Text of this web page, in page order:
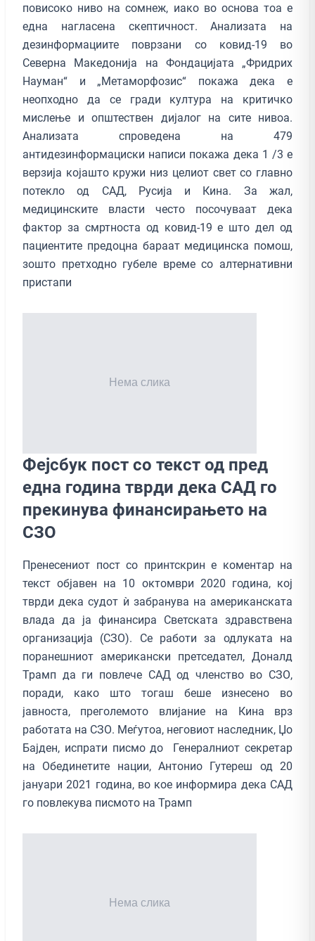
повисоко ниво на сомнеж, иако во основа тоа е
една нагласена скептичност. Анализата на
дезинформациите поврзани со ковид-19 во
Северна Македонија на Фондацијата „Фридрих
Науман“ и „Метаморфозис“ покажа дека е
неопходно да се гради култура на критичко
мислење и општествен дијалог на сите нивоа.
Анализата спроведена на 479
антидезинформациски написи покажа дека 1 /3 е
верзија којашто кружи низ целиот свет со главно
потекло од САД, Русија и Кина. За жал,
медицинските власти често посочуваат дека
фактор за смртноста од ковид-19 е што дел од
пациентите предоцна бараат медицинска помош,
зошто претходно губеле време со алтернативни
пристапи
Фејсбук пост со текст од пред
една година тврди дека САД го
прекинува финансирањето на
СЗО
Пренесениот пост со принтскрин е коментар на
текст објавен на 10 октомври 2020 година, кој
тврди дека судот ѝ забранува на американската
влада да ја финансира Светската здравствена
организација (СЗО). Се работи за одлуката на
поранешниот американски претседател, Доналд
Трамп да ги повлече САД од членство во СЗО,
поради, како што тогаш беше изнесено во
јавноста, преголемото влијание на Кина врз
работата на СЗО. Меѓутоа, неговиот наследник, Џо
Бајден, испрати писмо до Генералниот секретар
на Обединетите нации, Антонио Гутереш од 20
јануари 2021 година, во кое информира дека САД
го повлекува писмото на Трамп